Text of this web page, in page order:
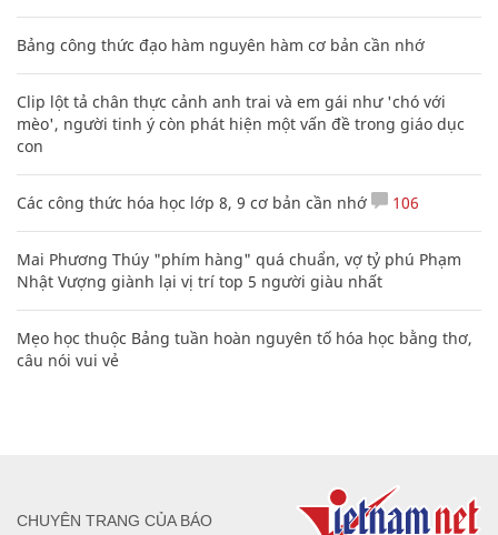
Bảng công thức đạo hàm nguyên hàm cơ bản cần nhớ
Clip lột tả chân thực cảnh anh trai và em gái như 'chó với
mèo', người tinh ý còn phát hiện một vấn đề trong giáo dục
con
Các công thức hóa học lớp 8, 9 cơ bản cần nhớ 106
Mai Phương Thúy "phím hàng" quá chuẩn, vợ tỷ phú Phạm
Nhật Vượng giành lại vị trí top 5 người giàu nhất
Mẹo học thuộc Bảng tuần hoàn nguyên tố hóa học bằng thơ,
câu nói vui vẻ
CHUYÊN TRANG CỦA BÁO